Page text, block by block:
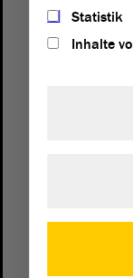
Statistik
Inhalte